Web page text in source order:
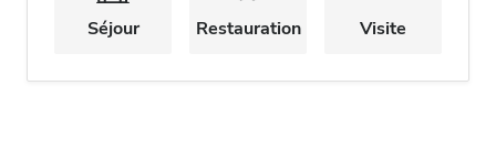
Séjour Restauration Visite